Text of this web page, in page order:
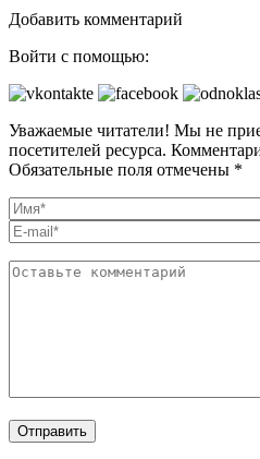
Добавить комментарий
Войти с помощью:
Уважаемые читатели! Мы не
посетителей ресурса.
Обязательные поля отмечены *